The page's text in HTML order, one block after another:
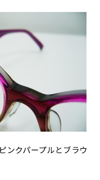
クパープルとブラウ